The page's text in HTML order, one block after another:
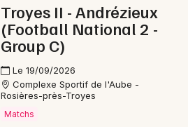
Troyes II - Andrézieux
(Football National 2 -
Group C)
Le 19/09/2026
Complexe Sportif de l'Aube -
Rosières-près-Troyes
Matchs